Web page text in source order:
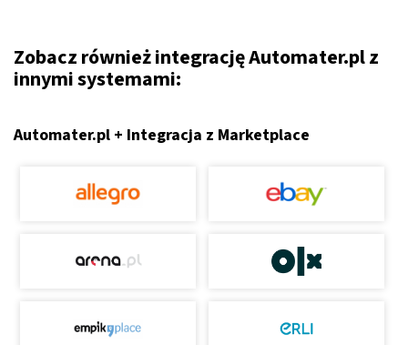
Zobacz również integrację Automater.pl z
innymi systemami:
Automater.pl + Integracja z Marketplace